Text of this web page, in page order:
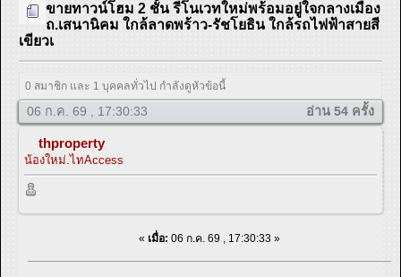
ขายทาวน์โฮม 2 ชั้น รีโนเวทใหม่พร้อมอยู่ใจกลางเมือง
ถ.เสนานิคม ใกล้ลาดพร้าว-รัชโยธิน ใกล้รถไฟฟ้าสายสี
เขียวเ
0 สมาชิก และ 1 บุคคลทั่วไป กำลังดูหัวข้อนี้
06 ก.ค. 69 , 17:30:33 อ่าน 54 ครั้ง
thproperty
น้องใหม่.ไทAccess
« เมื่อ: 06 ก.ค. 69 , 17:30:33 »